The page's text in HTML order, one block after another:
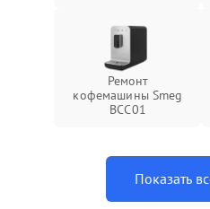
Ремонт
кофемашины Smeg
BCC01
Показать